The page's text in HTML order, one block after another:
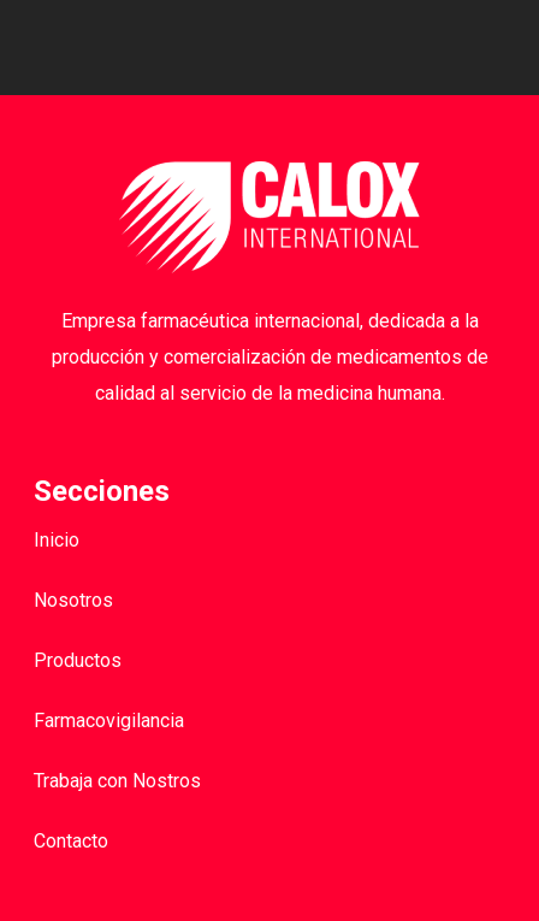
Empresa farmacéutica internacional, dedicada a la
producción y comercialización de medicamentos de
calidad al servicio de la medicina humana.
Secciones
Inicio
Nosotros
Productos
Farmacovigilancia
Trabaja con Nostros
Contacto